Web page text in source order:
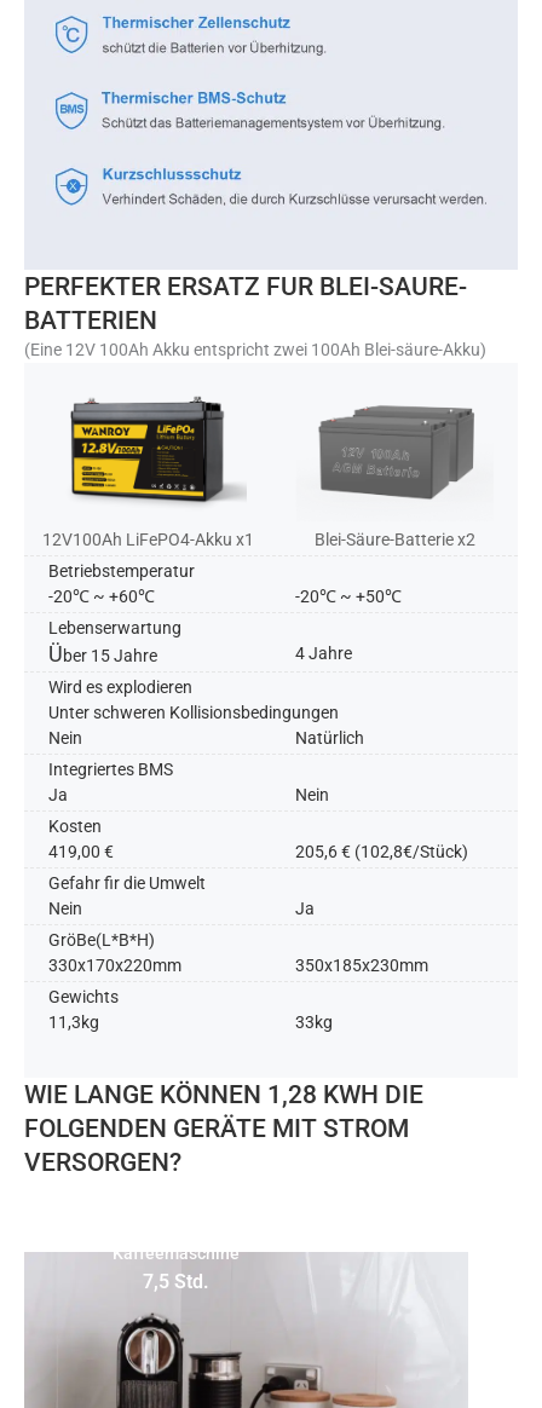
PERFEKTER ERSATZ FUR BLEI-SAURE-
BATTERIEN
(Eine 12V 100Ah Akku entspricht zwei 100Ah Blei-säure-Akku)
12V100Ah LiFePO4-Akku x1
Blei-Säure-Batterie x2
Betriebstemperatur
-20℃ ~ +60℃
-20℃ ~ +50℃
Lebenserwartung
Über 15 Jahre
4 Jahre
Wird es explodieren
Unter schweren Kollisionsbedingungen
Nein
Natürlich
Integriertes BMS
Ja
Nein​
Kosten
419,00 €
205,6 € (102,8€/Stück)
Gefahr fir die Umwelt
Nein​
Ja
GröBe(L*B*H)
330x170x220mm
350x185x230mm
Gewichts
11,3kg
33kg
WIE LANGE KÖNNEN 1,28 KWH DIE
FOLGENDEN GERÄTE MIT STROM
VERSORGEN?
Kaffeemaschine
7,5 Std.